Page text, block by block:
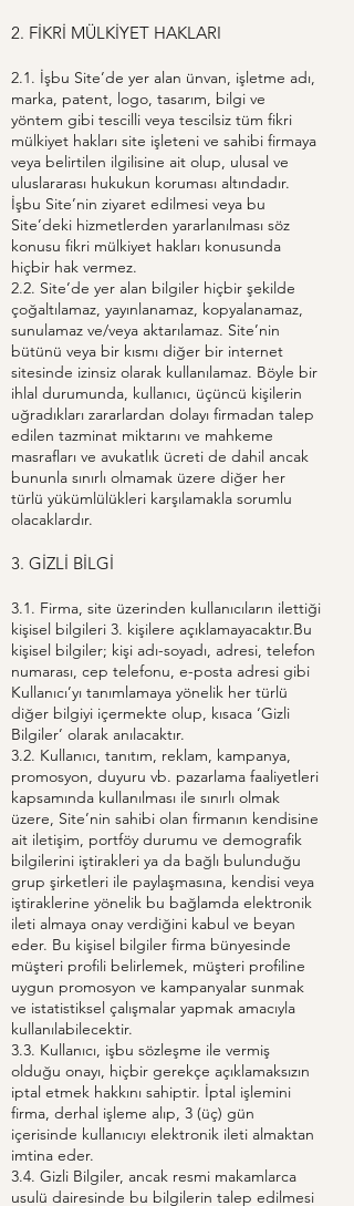
2. FİKRİ MÜLKİYET HAKLARI
2.1. İşbu Site’de yer alan ünvan, işletme adı,
marka, patent, logo, tasarım, bilgi ve
yöntem gibi tescilli veya tescilsiz tüm fikri
mülkiyet hakları site işleteni ve sahibi firmaya
veya belirtilen ilgilisine ait olup, ulusal ve
uluslararası hukukun koruması altındadır.
İşbu Site’nin ziyaret edilmesi veya bu
Site’deki hizmetlerden yararlanılması söz
konusu fikri mülkiyet hakları konusunda
hiçbir hak vermez.
2.2. Site’de yer alan bilgiler hiçbir şekilde
çoğaltılamaz, yayınlanamaz, kopyalanamaz,
sunulamaz ve/veya aktarılamaz. Site’nin
bütünü veya bir kısmı diğer bir internet
sitesinde izinsiz olarak kullanılamaz. Böyle bir
ihlal durumunda, kullanıcı, üçüncü kişilerin
uğradıkları zararlardan dolayı firmadan talep
edilen tazminat miktarını ve mahkeme
masrafları ve avukatlık ücreti de dahil ancak
bununla sınırlı olmamak üzere diğer her
türlü yükümlülükleri karşılamakla sorumlu
olacaklardır.
3. GİZLİ BİLGİ
3.1. Firma, site üzerinden kullanıcıların ilettiği
kişisel bilgileri 3. kişilere açıklamayacaktır.Bu
kişisel bilgiler; kişi adı-soyadı, adresi, telefon
numarası, cep telefonu, e-posta adresi gibi
Kullanıcı’yı tanımlamaya yönelik her türlü
diğer bilgiyi içermekte olup, kısaca ‘Gizli
Bilgiler’ olarak anılacaktır.
3.2. Kullanıcı, tanıtım, reklam, kampanya,
promosyon, duyuru vb. pazarlama faaliyetleri
kapsamında kullanılması ile sınırlı olmak
üzere, Site’nin sahibi olan firmanın kendisine
ait iletişim, portföy durumu ve demografik
bilgilerini iştirakleri ya da bağlı bulunduğu
grup şirketleri ile paylaşmasına, kendisi veya
iştiraklerine yönelik bu bağlamda elektronik
ileti almaya onay verdiğini kabul ve beyan
eder. Bu kişisel bilgiler firma bünyesinde
müşteri profili belirlemek, müşteri profiline
uygun promosyon ve kampanyalar sunmak
ve istatistiksel çalışmalar yapmak amacıyla
kullanılabilecektir.
3.3. Kullanıcı, işbu sözleşme ile vermiş
olduğu onayı, hiçbir gerekçe açıklamaksızın
iptal etmek hakkını sahiptir. İptal işlemini
firma, derhal işleme alıp, 3 (üç) gün
içerisinde kullanıcıyı elektronik ileti almaktan
imtina eder.
3.4. Gizli Bilgiler, ancak resmi makamlarca
usulü dairesinde bu bilgilerin talep edilmesi